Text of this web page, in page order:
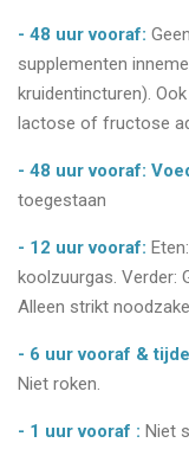
- 48 uur vooraf:
supplementen
kruidentincturen).
lactose of fructose
- 48 uur vooraf:
toegestaan
- 12 uur vooraf:
koolzuurgas. Verder:
Alleen strikt
- 6 uur vooraf &
Niet roken.
- 1 uur vooraf : Niet